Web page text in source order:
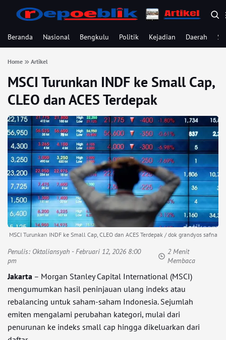
Beranda Nasional Bengkulu Politik Kejadian Daerah
Home Artikel
MSCI Turunkan INDF ke Small Cap,
CLEO dan ACES Terdepak
MSCI Turunkan INDF ke Small Cap, CLEO dan ACES Terdepak / dok grandyos safna
Penulis: Oktaliansyah - Februari 12, 2026 8:00
pm
2 Menit
Membaca
Jakarta – Morgan Stanley Capital International (MSCI)
mengumumkan hasil peninjauan ulang indeks atau
rebalancing untuk saham-saham Indonesia. Sejumlah
emiten mengalami perubahan kategori, mulai dari
penurunan ke indeks small cap hingga dikeluarkan dari